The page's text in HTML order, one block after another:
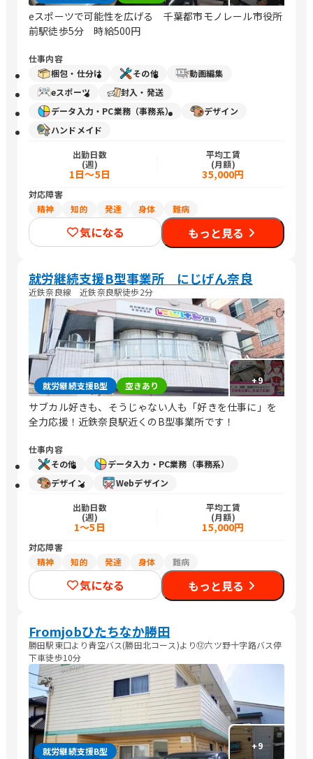
eスポーツで可能性を広げる 千葉都市モノレール市役所
前駅徒歩5分 時給500円
仕事内容
梱包・仕分け
その他
動画編集
eスポーツ
封入・発送
データ入力・PC業務（事務系）
デザイン
ハンドメイド
出勤日数
(週)
1日～5日
平均工賃
(月額)
35,000円
対応障害
精神
知的 発達 身体 難病
気になる もっと見る
就労継続支援B型事業所 にじげん奈良
近鉄奈良線 近鉄奈良駅徒歩2分
+9
就労継続支援B型 空きあり
サブカル好きも、そうじゃない人も「好きを仕事に」を
全力応援！近鉄奈良駅近くのB型事業所です！
仕事内容
その他
データ入力・PC業務（事務系）
デザイン
Webデザイン
出勤日数
(週)
1～5日
平均工賃
(月額)
15,000円
対応障害
精神
知的 発達 身体 難病
気になる もっと見る
Fromjobひたちなか勝田
勝田駅東口より青空バス(勝田北コース)より⑫六ツ野十字路バス停
下車徒歩10分
+9
就労継続支援B型